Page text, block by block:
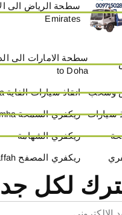
Emirates
to Doha
انقاذ سيارات الفاية Car Rescue Al-Faya
ريكفري السمحة Recovery Al Samha
ريكفري الشهامة
ريكفري المصفح Recovery Musaffah
لكل